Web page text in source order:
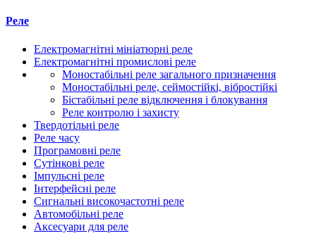
Реле
Електромагнітні мініатюрні реле
Електромагнітні промислові реле
Моностабільні реле загального призначення
Моностабільні реле, сеймостійкі, вібростійкі
Бістабільні реле відключення і блокування
Реле контролю і захисту
Твердотільні реле
Реле часу
Програмовні реле
Сутінкові реле
Імпульсні реле
Інтерфейсні реле
Сигнальні високочастотні реле
Автомобільні реле
Аксесуари для реле